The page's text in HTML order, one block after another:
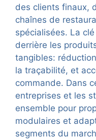
des clients finaux,
chaînes de
spécialisées. La
derrière les
tangibles:
la traçabilité, et
commande. Dans
entreprises et les
ensemble pour
modulaires et
segments du